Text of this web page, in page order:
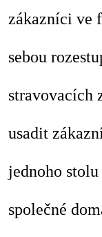
zákazníci ve
sebou
stravovacích
usadit
jednoho
společné